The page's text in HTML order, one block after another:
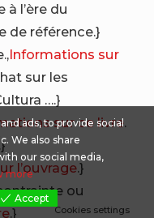
l’ère du
de référence.}
Informations sur
sur les
….}
sur ce livre.
l’ouvrage.}
ou
.}
ads, to provide social
We also share
our social media,
more
Accept
Cookies settings